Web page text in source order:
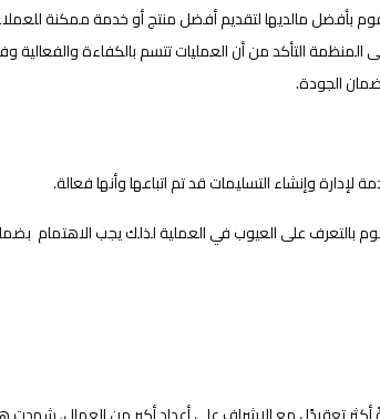
بأفضل مالديها لتقديم أفضل منتج أو خدمة ممكنة
التأكد من أن العمليات تتسم بالكفاءة والفعالية
الجودة.
وإنشاء التسليمات قد تم اتباعها وأنها فعالة.
بالتعرف على العيوب في العملية لذلك يجب الاهتمام